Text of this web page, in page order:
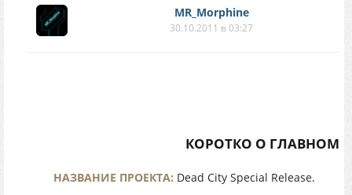
MR_Morphine
30.10.2011 в 03:27
КОРОТКО О ГЛАВНОМ
НАЗВАНИЕ ПРОЕКТА: Dead City Special Release.